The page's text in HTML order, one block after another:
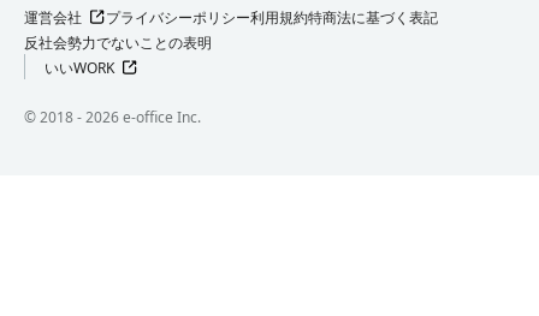
運営会社 プライバシーポリシー利用規約特商法に基づく表記
反社会勢力でないことの表明
いいWORK
©︎ 2018 -2026e-office Inc.